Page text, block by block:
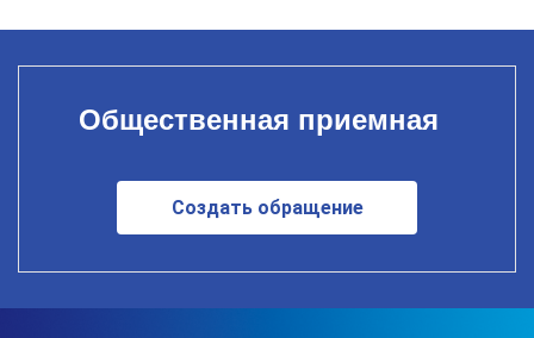
Общественная приемная
Создать обращение